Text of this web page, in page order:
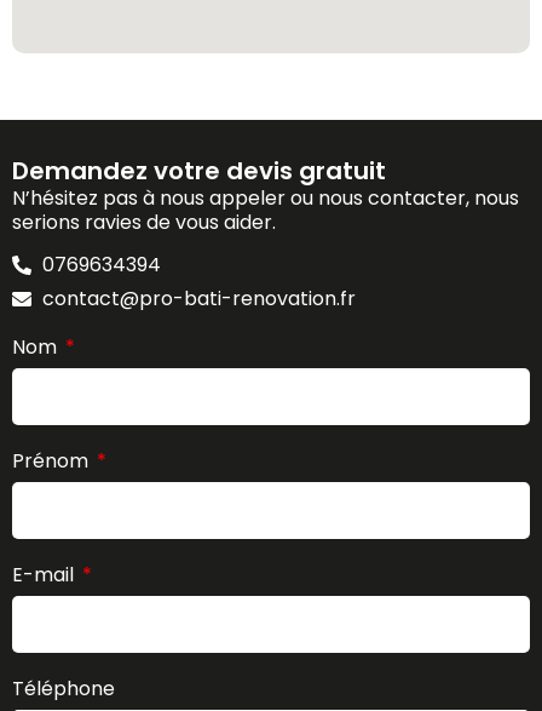
Demandez votre devis gratuit
N’hésitez pas à nous appeler ou nous contacter, nous
serions ravies de vous aider.
0769634394
contact@pro-bati-renovation.fr
Nom
Prénom
E-mail
Téléphone